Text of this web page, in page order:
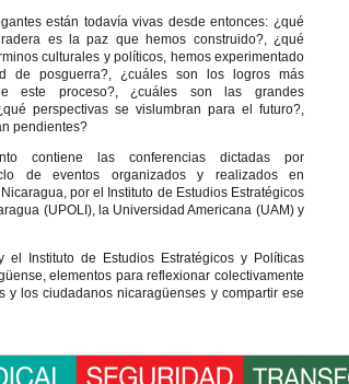
están todavía vivas desde entonces: ¿qué
es la paz que hemos construido?, ¿qué
culturales y políticos, hemos experimentado
de posguerra?, ¿cuáles son los logros más
este proceso?, ¿cuáles son las grandes
perspectivas se vislumbran para el futuro?,
pendientes?
contiene las conferencias dictadas por
de eventos organizados y realizados en
por el Instituto de Estudios Estratégicos
(UPOLI), la Universidad Americana (UAM) y
Instituto de Estudios Estratégicos y Políticas
elementos para reflexionar colectivamente
los ciudadanos nicaragüenses y compartir ese